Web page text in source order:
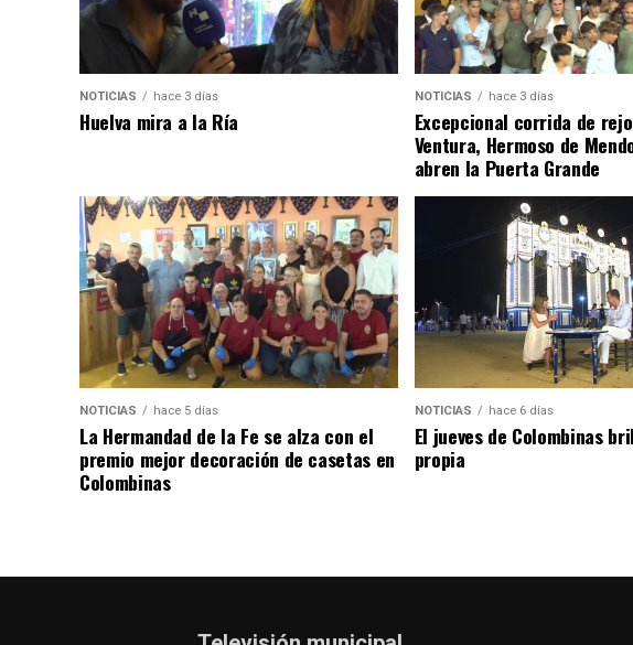
NOTICIAS hace 3 días
Huelva mira a la Ría
NOTICIAS hace 3 días
Excepcional corrida de
Ventura, Hermoso de
abren la Puerta Grande
NOTICIAS hace 5 días
La Hermandad de la Fe se alza con el
premio mejor decoración de casetas en
Colombinas
NOTICIAS hace 6 días
El jueves de Colombinas
propia